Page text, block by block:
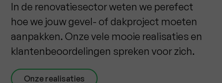
In de renovatiesector weten we perefect
hoe we jouw gevel- of dakproject moeten
aanpakken. Onze vele mooie realisaties en
klantenbeoordelingen spreken voor zich.
Onze realisaties